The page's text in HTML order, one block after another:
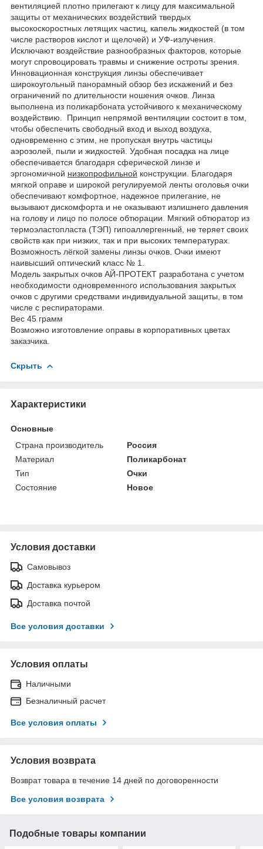
вентиляцией плотно прилегают к лицу для максимальной
защиты от механических воздействий твердых
высокоскоростных летящих частиц, капель жидкостей (в том
числе растворов кислот и щелочей) и УФ-излучения.
Исключают воздействие разнообразных факторов, которые
могут спровоцировать травмы и снижение остроты зрения.
Инновационная конструкция линзы обеспечивает
широкоугольный панорамный обзор без искажений и без
ограничений по длительности ношения очков. Линза
выполнена из поликарбоната устойчивого к механическому
воздействию. Принцип непрямой вентиляции состоит в том,
чтобы обеспечить свободный вход и выход воздуха,
одновременно с этим, не пропуская внутрь частицы
аэрозолей, пыли и жидкостей. Удобная посадка на лице
обеспечивается благодаря сферической линзе и
эргономичной низкопрофильной конструкции. Благодаря
мягкой оправе и широкой регулируемой ленты оголовья очки
обеспечивают комфортное, надежное прилегание, не
вызывают дискомфорта и не оказывают излишнего давления
на голову и лицо по полосе обтюрации. Мягкий обтюратор из
термоэластопласта (ТЭП) гипоаллергенный, не теряет своих
свойств как при низких, так и при высоких температурах.
Возможность лёгкой замены линзы очков. Очки имеют
наивысший оптический класс № 1.
Модель закрытых очков АЙ-ПРОТЕКТ разработана с учетом
необходимости одновременного использования закрытых
очков с другими средствами индивидуальной защиты, в том
числе с респираторами.
Вес 45 грамм
Возможно изготовление оправы в корпоративных цветах
заказчика.
Скрыть
Характеристики
Основные
Страна производитель
Россия
Материал
Поликарбонат
Тип
Очки
Состояние
Новое
Условия доставки
Самовывоз
Доставка курьером
Доставка почтой
Все условия доставки
Условия оплаты
Наличными
Безналичный расчет
Все условия оплаты
Условия возврата
Возврат товара в течение 14 дней по договоренности
Все условия возврата
Подобные товары компании